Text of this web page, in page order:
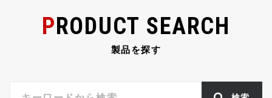
PRODUCT SEARCH
製品を探す